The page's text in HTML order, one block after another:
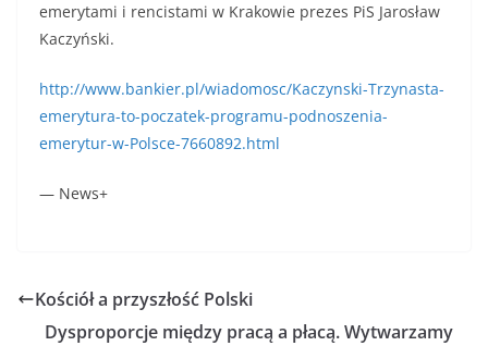
emerytami i rencistami w Krakowie prezes PiS Jarosław
Kaczyński.
http://www.bankier.pl/wiadomosc/Kaczynski-Trzynasta-
emerytura-to-poczatek-programu-podnoszenia-
emerytur-w-Polsce-7660892.html
— News+
Kościół a przyszłość Polski
Dysproporcje między pracą a płacą. Wytwarzamy